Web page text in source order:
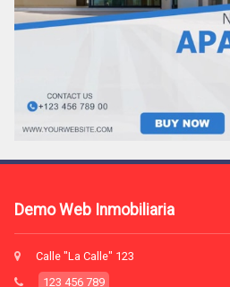
Demo Web Inmobiliaria
Calle "La Calle" 123
123 456 789